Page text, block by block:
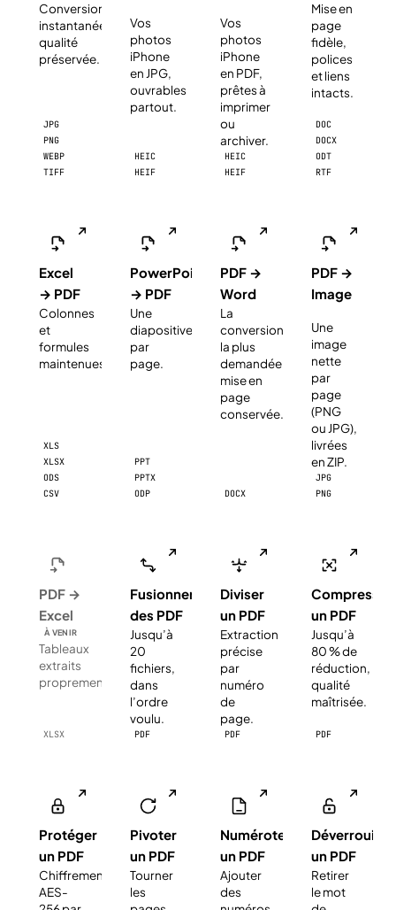
Conversion
instantanée,
qualité
préservée.
JPG
PNG
WEBP
TIFF
Vos
photos
iPhone
en JPG,
ouvrables
partout.
HEIC
HEIF
Vos
photos
iPhone
en PDF,
prêtes à
imprimer
ou
archiver.
HEIC
HEIF
Mise en
page
fidèle,
polices
et liens
intacts.
DOC
DOCX
ODT
RTF
Excel
→ PDF
Colonnes
et
formules
maintenues.
XLS
XLSX
ODS
CSV
PowerPoint
→ PDF
Une
diapositive
par
page.
PPT
PPTX
ODP
PDF →
Word
La
conversion
la plus
demandée,
mise en
page
conservée.
DOCX
PDF →
Image
Une
image
nette
par
page
(PNG
ou JPG),
livrées
en ZIP.
JPG
PNG
PDF →
Excel
À VENIR
Tableaux
extraits
proprement.
XLSX
Fusionner
des PDF
Jusqu’à
20
fichiers,
dans
l’ordre
voulu.
PDF
Diviser
un PDF
Extraction
précise
par
numéro
de
page.
PDF
Compresser
un PDF
Jusqu’à
80 % de
réduction,
qualité
maîtrisée.
PDF
Protéger
un PDF
Chiffrement
AES-
Pivoter
un PDF
Tourner
les
Numéroter
un PDF
Ajouter
des
Déverrouiller
un PDF
Retirer
le mot